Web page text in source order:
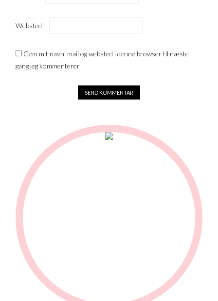
Websted
Gem mit navn, mail og websted i denne browser til næste
gang jeg kommenterer.